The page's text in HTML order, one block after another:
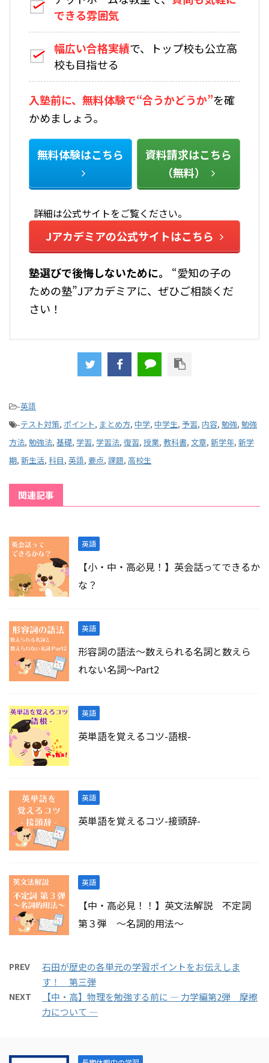
できる雰囲気
幅広い合格実績で、トップ校も公立高
校も目指せる
入塾前に、無料体験で“合うかどうか”を確
かめましょう。
無料体験はこちら
資料請求はこちら
（無料）
詳細は公式サイトをご覧ください。
Jアカデミアの公式サイトはこちら
塾選びで後悔しないために――。
“愛知の子の
ための塾”Jアカデミアに、ぜひご相談くだ
さい！
-英語
-テスト対策, ポイント, まとめ方, 中学, 中学生, 予習, 内容, 勉強, 勉強
方法, 勉強法, 基礎, 学習, 学習法, 復習, 授業, 教科書, 文章, 新学年, 新学
期, 新生活, 科目, 英語, 要点, 課題, 高校生
関連記事
英語
【小・中・高必見！】英会話ってできるか
な？
英語
形容詞の語法～数えられる名詞と数えら
れない名詞～Part2
英語
英単語を覚えるコツ-語根-
英語
英単語を覚えるコツ-接頭辞-
英語
【中・高必見！！】英文法解説 不定詞
第３弾 ～名詞的用法～
PREV
石田が歴史の各単元の学習ポイントをお伝えしま
す！ 第三弾
NEXT
【中・高】物理を勉強する前に ― 力学編第2弾 摩擦
力について ―